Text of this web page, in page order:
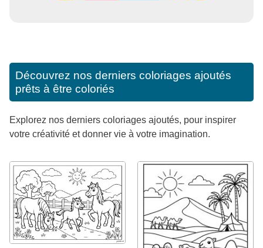
Découvrez nos derniers coloriages ajoutés
prêts à être coloriés
Explorez nos derniers coloriages ajoutés, pour inspirer
votre créativité et donner vie à votre imagination.